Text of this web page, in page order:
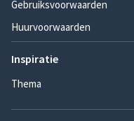
Gebruiksvoorwaarden
Huurvoorwaarden
Inspiratie
Thema